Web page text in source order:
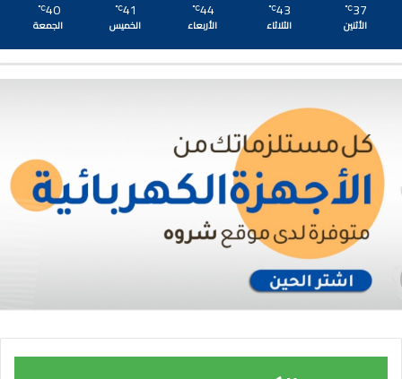
37
℃
الأثنين
43
℃
الثلاثاء
44
℃
الأربعاء
41
℃
الخميس
40
℃
الجمعة